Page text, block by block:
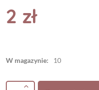
2 zł
W magazynie: 10